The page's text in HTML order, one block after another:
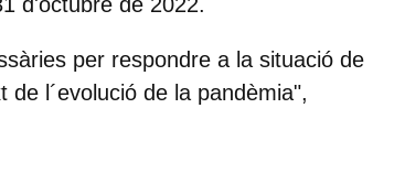
per respondre a la situació de
l´evolució de la pandèmia",